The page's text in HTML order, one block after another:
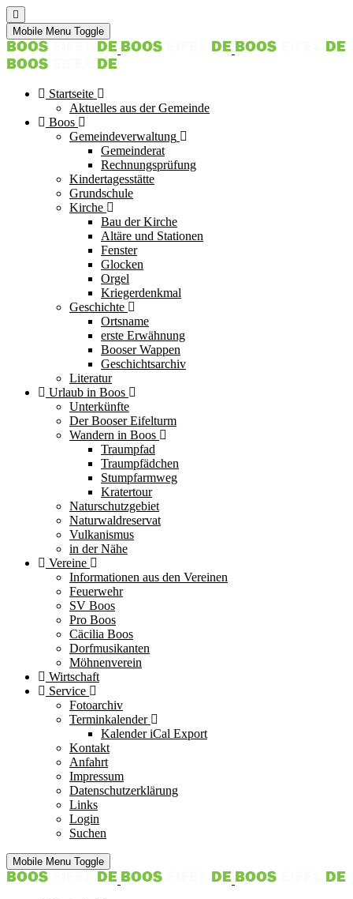
Mobile Menu Toggle
Startseite
Aktuelles aus der Gemeinde
Boos
Gemeindeverwaltung
Gemeinderat
Rechnungsprüfung
Kindertagesstätte
Grundschule
Kirche
Bau der Kirche
Altäre und Stationen
Fenster
Glocken
Orgel
Kriegerdenkmal
Geschichte
Ortsname
erste Erwähnung
Booser Wappen
Geschichtsarchiv
Literatur
Urlaub in Boos
Unterkünfte
Der Booser Eifelturm
Wandern in Boos
Traumpfad
Traumpfädchen
Stumpfarmweg
Kratertour
Naturschutzgebiet
Naturwaldreservat
Vulkanismus
in der Nähe
Vereine
Informationen aus den Vereinen
Feuerwehr
SV Boos
Pro Boos
Cäcilia Boos
Dorfmusikanten
Möhnenverein
Wirtschaft
Service
Fotoarchiv
Terminkalender
Kalender iCal Export
Kontakt
Anfahrt
Impressum
Datenschutzerklärung
Links
Login
Suchen
Mobile Menu Toggle